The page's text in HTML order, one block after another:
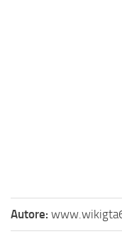
Autore: